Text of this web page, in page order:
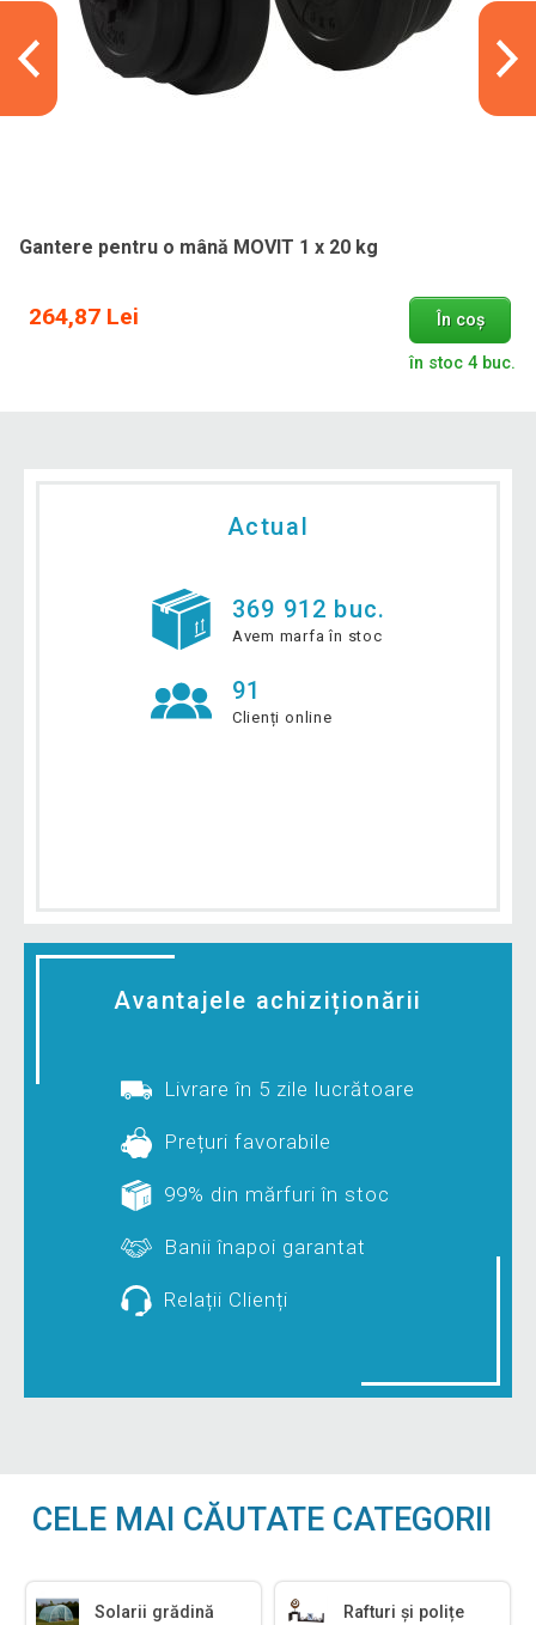
Gantere pentru o mână MOVIT 1 x 20 kg
264,87 Lei În coș
în stoc 4 buc.
Actual
369 912 buc.
Avem marfa în stoc
91
Clienți online
Avantajele achiziționării
Livrare în 5 zile lucrătoare
Prețuri favorabile
99% din mărfuri în stoc
Banii înapoi garantat
Relații Clienți
CELE MAI CĂUTATE CATEGORII
Solarii grădină Rafturi și polițe